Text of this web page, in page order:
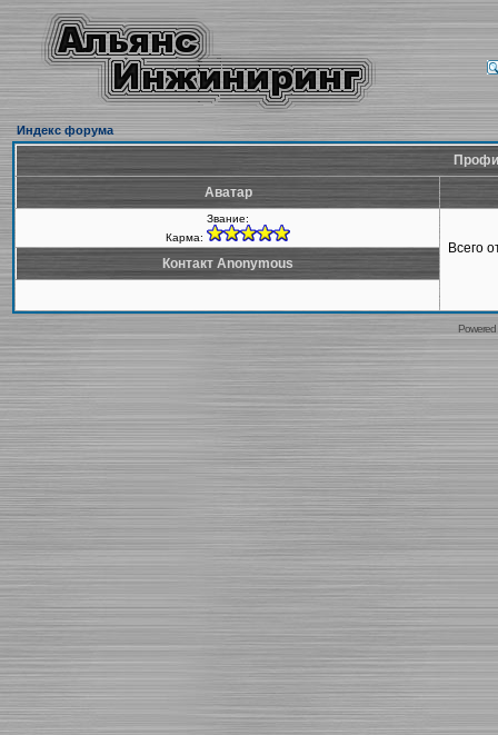
Индекс форума
Аватар
Звание:
Карма:
Всего
Контакт Anonymous